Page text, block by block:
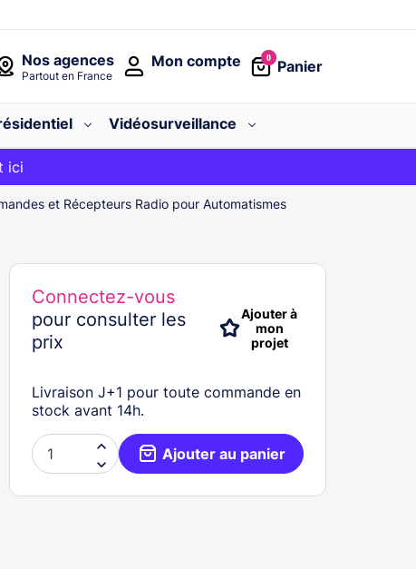
Nos agences
Partout en France
0
Panier
Mon compte
Vidéosurveillance
le code
ici
et Récepteurs Radio pour Automatismes
Connectez-vous
pour consulter les
prix
Ajouter à
mon
projet
Livraison J+1 pour toute commande en
stock avant 14h.

 Ajouter au panier